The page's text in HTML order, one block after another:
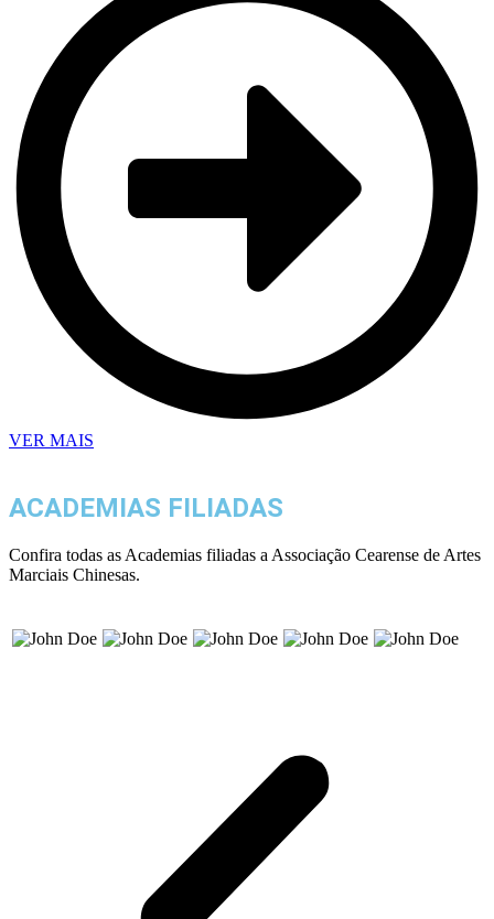
VER MAIS
ACADEMIAS FILIADAS
Confira todas as Academias filiadas a Associação Cearense de Artes
Marciais Chinesas.